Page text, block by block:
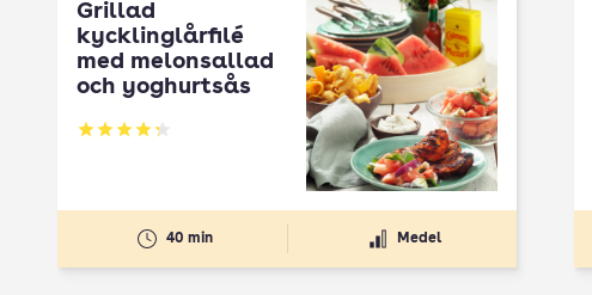
Grillad
kycklinglårfilé
med melonsallad
och yoghurtsås
Betyg: 4.24 av 5
40 min Medel